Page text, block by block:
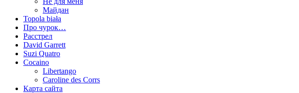
Майдан
Topola biała
Про чурок…
Расстрел
David Garrett
Suzi Quatro
Cocaino
Libertango
Caroline des Corrs
Карта сайта